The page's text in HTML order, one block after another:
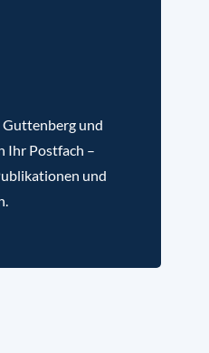
Guttenberg und
Ihr Postfach –
und